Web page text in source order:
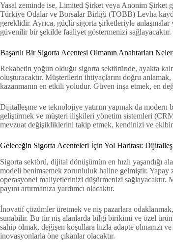
Yasal zeminde ise, Limited Şirket veya Anonim Şirket
Türkiye Odalar ve Borsalar Birliği (TOBB) Levha
gereklidir. Ayrıca, güçlü sigorta şirketleriyle anlaşmalar
güvenilir bir şekilde faaliyet göstermenizi sağlayacaktır.
Başarılı Bir Sigorta Acentesi Olmanın Anahtarları
Rekabetin yoğun olduğu sigorta sektöründe, ayakta
oluşturacaktır. Müşterilerin ihtiyaçlarını doğru
kazanmanın en etkili yoludur. Güven inşa etmek, en
Dijitalleşme ve teknolojiye yatırım yapmak da
geliştirmek ve müşteri ilişkileri yönetim sistemleri
mevzuat değişikliklerini takip etmek, kendinizi ve
Geleceğin Sigorta Acenteleri İçin Yol Haritası:
Sigorta sektörü, dijital dönüşümün en hızlı yaşandığı
modeli benimsemek zorunluluk haline gelmiştir.
operasyonel maliyetlerinizi düşürmenizi
payını artırmanıza yardımcı olacaktır.
İnovatif çözümler üretmek ve niş pazarlara
sunabilir. Bu tür niş alanlarda bilgi birikimi ve özel
sahip olmak, değişen koşullara hızla adapte olmanızı
inovasyonlarla öne çıkanlar olacaktır.